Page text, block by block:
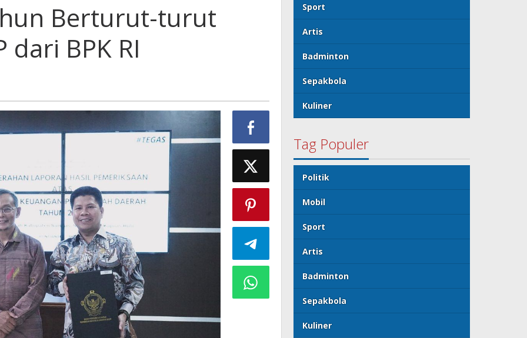
Berturut-turut
BPK RI
Sport
Artis
Badminton
Sepakbola
Kuliner
Tag Populer
Politik
Mobil
Sport
Artis
Badminton
Sepakbola
Kuliner